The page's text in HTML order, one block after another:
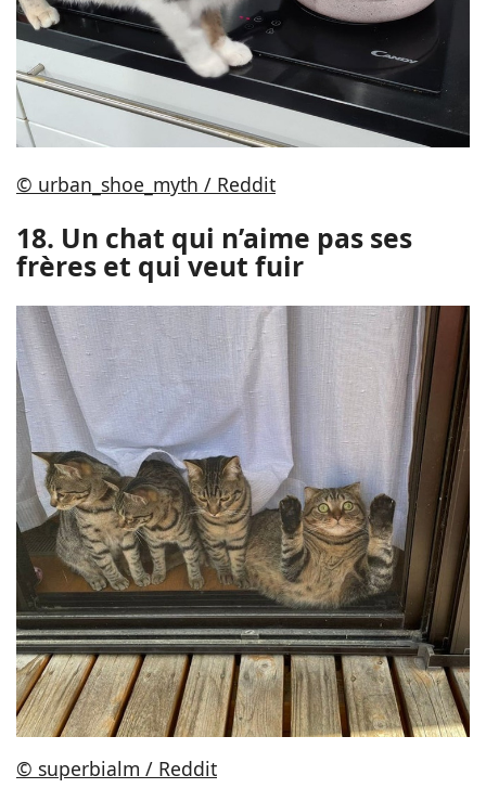
© urban_shoe_myth / Reddit
18. Un chat qui n’aime pas ses
frères et qui veut fuir
© superbialm / Reddit